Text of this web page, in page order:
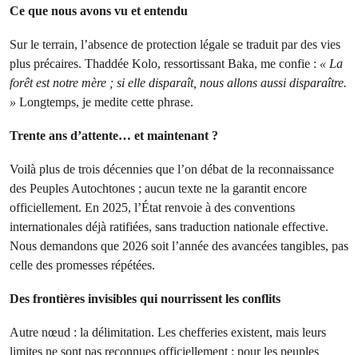
Ce que nous avons vu et entendu
Sur le terrain, l’absence de protection légale se traduit par des vies
plus précaires. Thaddée Kolo, ressortissant Baka, me confie : « La
forêt est notre mère ; si elle disparaît, nous allons aussi disparaître.
» Longtemps, je medite cette phrase.
Trente ans d’attente… et maintenant ?
Voilà plus de trois décennies que l’on débat de la reconnaissance
des Peuples Autochtones ; aucun texte ne la garantit encore
officiellement. En 2025, l’État renvoie à des conventions
internationales déjà ratifiées, sans traduction nationale effective.
Nous demandons que 2026 soit l’année des avancées tangibles, pas
celle des promesses répétées.
Des frontières invisibles qui nourrissent les conflits
Autre nœud : la délimitation. Les chefferies existent, mais leurs
limites ne sont pas reconnues officiellement ; pour les peuples